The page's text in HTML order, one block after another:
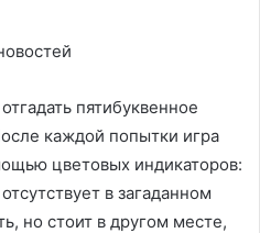
пятибуквенное
каждой попытки игра
цветовых индикаторов:
в загаданном
но стоит в другом месте,